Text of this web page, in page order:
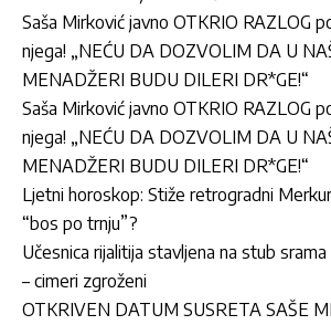
Saša Mirković javno OTKRIO RAZLOG
njega! „NEĆU DA DOZVOLIM DA U
MENADŽERI BUDU DILERI DR*GE!“
Saša Mirković javno OTKRIO RAZLOG
njega! „NEĆU DA DOZVOLIM DA U
MENADŽERI BUDU DILERI DR*GE!“
Ljetni horoskop: Stiže retrogradni
“bos po trnju”?
Učesnica rijalitija stavljena na stub
– cimeri zgroženi
OTKRIVEN DATUM SUSRETA SAŠE